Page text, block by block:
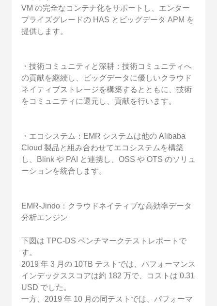
VM の完全なコンテナ化をサポートし、エンター
プライズグレードの HAS とビッグデータ APM を
提供します。
・技術コミュニティと深耕：技術コミュニティへ
の貢献を継続し、ビッグデータに優しいクラウド
ネイティブストレージを構築するとともに、技術
をコミュニティに還元し、貢献を行います。
・エコシステム：EMR システムは他の Alibaba
Cloud 製品と組み合わせてエコシステムを構築
し、Blink や PAI と連携し、OSS や OTS のソリュ
ーションを統合します。
EMR-Jindo：クラウドネイティブな高効率データ
分析エンジン
下図は TPC-DS ベンチマークテストレポートで
す。
2019 年 3 月の 10TB テストでは、パフォーマンス
インデックススコアは約 182 万で、コストは 0.31
USD でした。
一方、2019 年 10 月の同テストでは、パフォーマ